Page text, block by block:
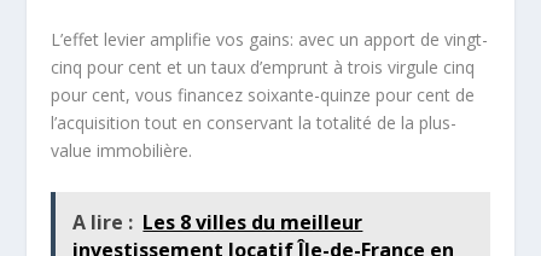
L’effet levier amplifie vos gains: avec un apport de vingt-
cinq pour cent et un taux d’emprunt à trois virgule cinq
pour cent, vous financez soixante-quinze pour cent de
l’acquisition tout en conservant la totalité de la plus-
value immobilière.
A lire : Les 8 villes du meilleur
investissement locatif Île-de-France en